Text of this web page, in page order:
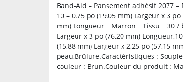
Band-Aid – Pansement adhésif 2077 –
10 – 0,75 po (19,05 mm) Largeur x 3
mm) Longueur – Marron – Tissu – 30
Largeur x 3 po (76,20 mm)
(15,88 mm) Largeur x 2,25 po (57,15
peau,Brûlure.Caractéristiques :
couleur : Brun.Couleur du produit :